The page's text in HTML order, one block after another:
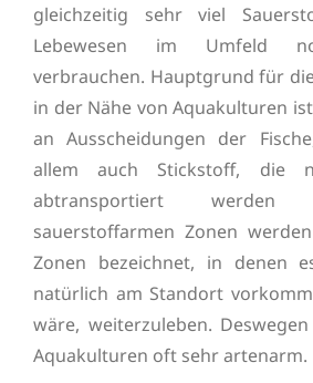
gleichzeitig sehr viel
Lebewesen im Umfeld
verbrauchen. Hauptgrund für
in der Nähe von Aquakulturen
an Ausscheidungen der
allem auch Stickstoff, die
abtransportiert
sauerstoffarmen Zonen
Zonen bezeichnet, in denen
natürlich am Standort
wäre, weiterzuleben.
Aquakulturen oft sehr artenarm.